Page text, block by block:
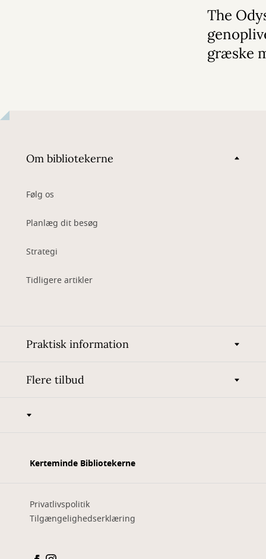
The
græske
Om bibliotekerne
Følg os
Planlæg dit besøg
Strategi
Tidligere artikler
Praktisk information
Flere tilbud
Kerteminde Bibliotekerne
Privatlivspolitik
Tilgængelighedserklæring